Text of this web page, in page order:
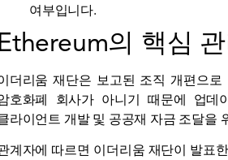
여부입니다.
의 핵심
더리움 재단은 보고된 조직 개편으
호화폐 회사가 아니기 때문에 업데
라이언트 개발 및 공공재 자금 조달을
계자에 따르면 이더리움 재단이 발표